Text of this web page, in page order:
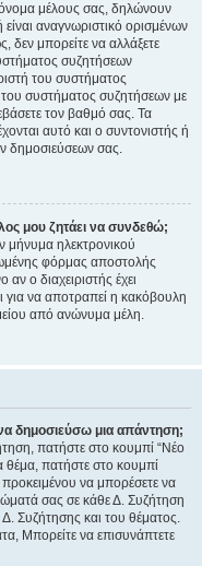
όνομα μέλους σας, δηλώνουν
αναγνωριστικό ορισμένων
δεν μπορείτε να αλλάξετε
συζητήσεων
του συστήματος
συστήματος συζητήσεων με
τον βαθμό σας. Τα
αυτό και ο συντονιστής ή
δημοσιεύσεων σας.
μου ζητάει να συνδεθώ;
μήνυμα ηλεκτρονικού
φόρμας αποστολής
ο διαχειριστής έχει
για να αποτραπεί η κακόβουλη
από ανώνυμα μέλη.
δημοσιεύσω μια απάντηση;
πατήστε στο κουμπί “Νέο
θέμα, πατήστε στο κουμπί
προκειμένου να μπορέσετε να
σας σε κάθε Δ. Συζήτηση
Δ. Συζήτησης και του θέματος.
Μπορείτε να επισυνάπτετε